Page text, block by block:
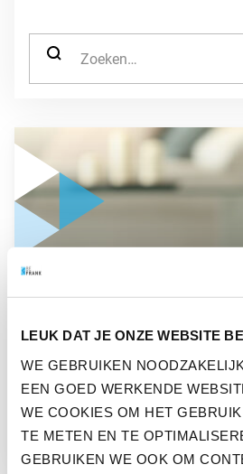
LEUK DAT JE ONZE WEBSITE
WE GEBRUIKEN
EEN GOED WERKENDE
WE COOKIES OM HET
TE METEN EN TE
GEBRUIKEN WE OOK OM
ZOEK NAAR:
GA NAAR “DIT ZIJN DE
DIT ZIJN DE
2023
NIEUWS